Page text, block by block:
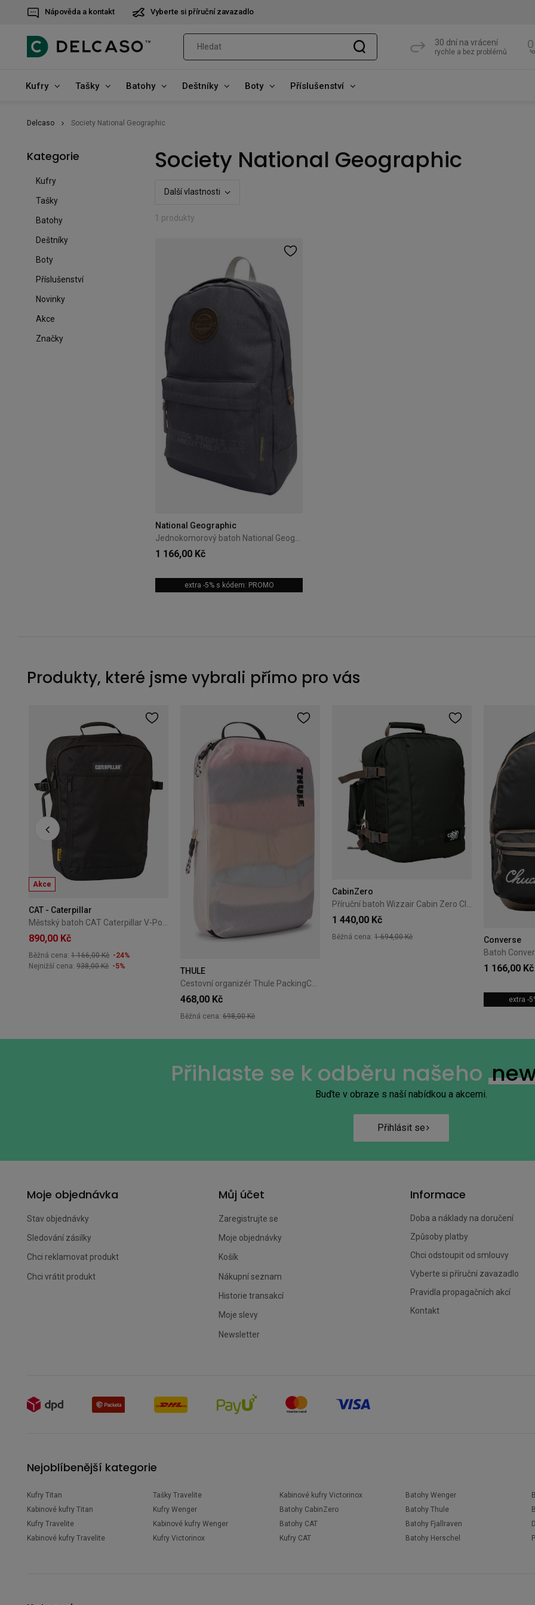
Nápověda a kontakt Vyberte si příruční zavazadlo
30 dní na vrácení
rychle a bez problémů
Kufry Tašky Batohy Deštníky Boty Příslušenství
Delcaso Society National Geographic
Kategorie
Kufry
Tašky
Batohy
Deštníky
Boty
Příslušenství
Novinky
Akce
Značky
Society National Geographic
Další vlastnosti
1 produkty
National Geographic
1 166,00 Kč
extra -5% s kódem: PROMO
Produkty, které jsme vybrali přímo pro vás
Akce
CAT - Caterpillar
890,00 Kč
Běžná cena: 1 166,00 Kč -24%
Nejnižší cena: 938,00 Kč -5%
THULE
468,00 Kč
Běžná cena: 698,00 Kč
CabinZero
Příruční batoh Wizzair Cabin Zero Classic 28L Black Sand
1 440,00 Kč
Běžná cena: 1 694,00 Kč
Converse
1 166,00 Kč
extra -
Přihlaste se k odběru našeho
Buďte v obraze s naší nabídkou a akcemi.
Přihlásit se
Moje objednávka
Stav objednávky
Sledování zásilky
Chci reklamovat produkt
Chci vrátit produkt
Můj účet
Zaregistrujte se
Moje objednávky
Košík
Nákupní seznam
Historie transakcí
Moje slevy
Newsletter
Informace
Doba a náklady na doručení
Způsoby platby
Chci odstoupit od smlouvy
Vyberte si příruční zavazadlo
Pravidla propagačních akcí
Kontakt
Nejoblíbenější kategorie
Kufry Titan
Kabinové kufry Titan
Kufry Travelite
Kabinové kufry Travelite
Tašky Travelite
Kufry Wenger
Kabinové kufry Wenger
Kufry Victorinox
Kabinové kufry Victorinox
Batohy CabinZero
Batohy CAT
Kufry CAT
Batohy Wenger
Batohy Thule
Batohy Fjallraven
Batohy Herschel